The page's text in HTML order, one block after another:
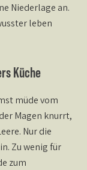
Niederlage an.
leben
Küche
müde vom
Magen knurrt,
Nur die
Zu wenig für
zum